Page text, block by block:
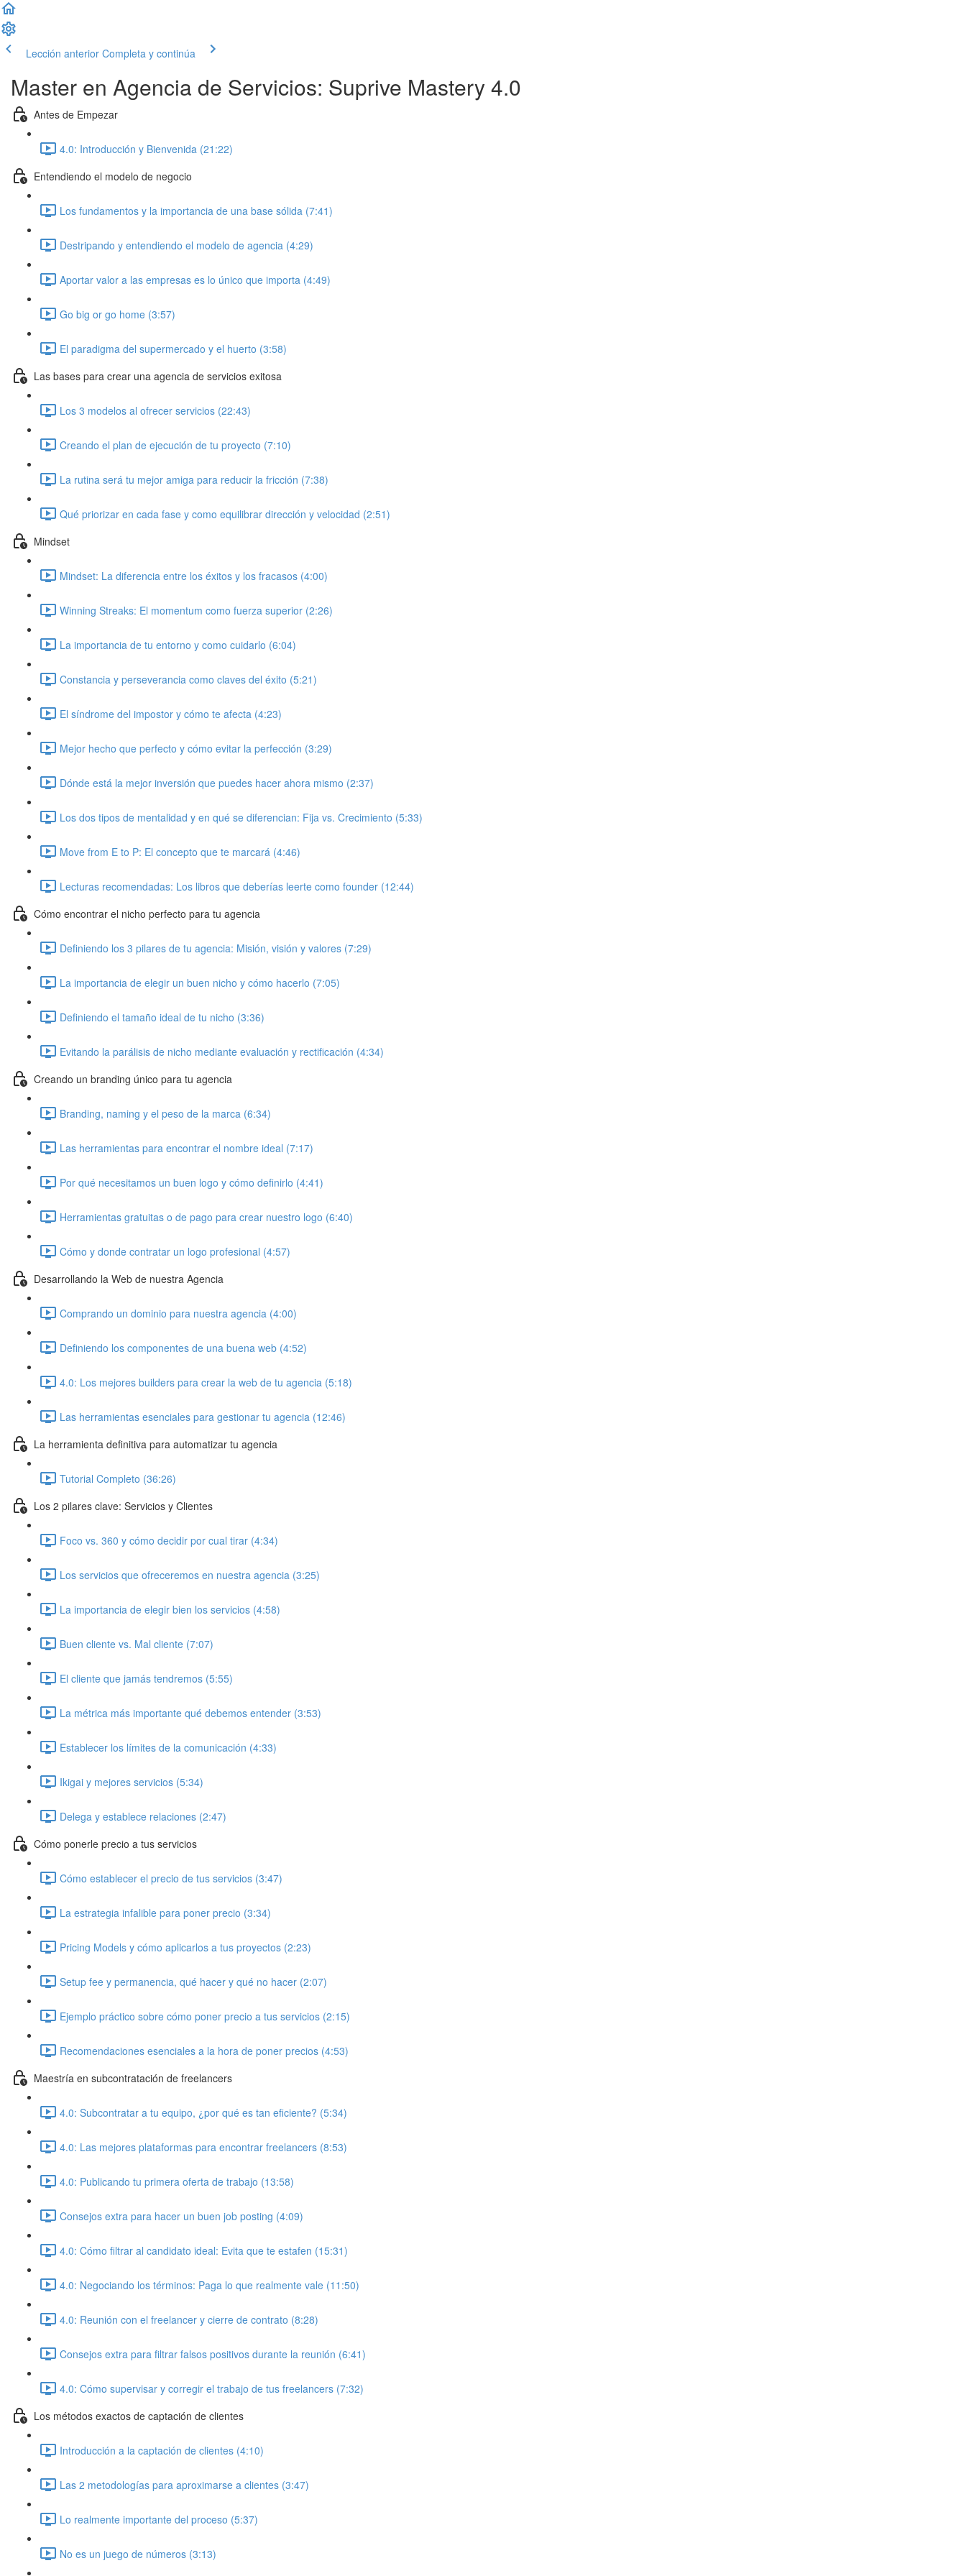
Lección anterior Completa y continúa
Master en Agencia de Servicios: Suprive Mastery 4.0
Antes de Empezar
4.0: Introducción y Bienvenida (21:22)
Entendiendo el modelo de negocio
Los fundamentos y la importancia de una base sólida (7:41)
Destripando y entendiendo el modelo de agencia (4:29)
Aportar valor a las empresas es lo único que importa (4:49)
Go big or go home (3:57)
El paradigma del supermercado y el huerto (3:58)
Las bases para crear una agencia de servicios exitosa
Los 3 modelos al ofrecer servicios (22:43)
Creando el plan de ejecución de tu proyecto (7:10)
La rutina será tu mejor amiga para reducir la fricción (7:38)
Qué priorizar en cada fase y como equilibrar dirección y velocidad (2:51)
Mindset
Mindset: La diferencia entre los éxitos y los fracasos (4:00)
Winning Streaks: El momentum como fuerza superior (2:26)
La importancia de tu entorno y como cuidarlo (6:04)
Constancia y perseverancia como claves del éxito (5:21)
El síndrome del impostor y cómo te afecta (4:23)
Mejor hecho que perfecto y cómo evitar la perfección (3:29)
Dónde está la mejor inversión que puedes hacer ahora mismo (2:37)
Los dos tipos de mentalidad y en qué se diferencian: Fija vs. Crecimiento (5:33)
Move from E to P: El concepto que te marcará (4:46)
Lecturas recomendadas: Los libros que deberías leerte como founder (12:44)
Cómo encontrar el nicho perfecto para tu agencia
Definiendo los 3 pilares de tu agencia: Misión, visión y valores (7:29)
La importancia de elegir un buen nicho y cómo hacerlo (7:05)
Definiendo el tamaño ideal de tu nicho (3:36)
Evitando la parálisis de nicho mediante evaluación y rectificación (4:34)
Creando un branding único para tu agencia
Branding, naming y el peso de la marca (6:34)
Las herramientas para encontrar el nombre ideal (7:17)
Por qué necesitamos un buen logo y cómo definirlo (4:41)
Herramientas gratuitas o de pago para crear nuestro logo (6:40)
Cómo y donde contratar un logo profesional (4:57)
Desarrollando la Web de nuestra Agencia
Comprando un dominio para nuestra agencia (4:00)
Definiendo los componentes de una buena web (4:52)
4.0: Los mejores builders para crear la web de tu agencia (5:18)
Las herramientas esenciales para gestionar tu agencia (12:46)
La herramienta definitiva para automatizar tu agencia
Tutorial Completo (36:26)
Los 2 pilares clave: Servicios y Clientes
Foco vs. 360 y cómo decidir por cual tirar (4:34)
Los servicios que ofreceremos en nuestra agencia (3:25)
La importancia de elegir bien los servicios (4:58)
Buen cliente vs. Mal cliente (7:07)
El cliente que jamás tendremos (5:55)
La métrica más importante qué debemos entender (3:53)
Establecer los límites de la comunicación (4:33)
Ikigai y mejores servicios (5:34)
Delega y establece relaciones (2:47)
Cómo ponerle precio a tus servicios
Cómo establecer el precio de tus servicios (3:47)
La estrategia infalible para poner precio (3:34)
Pricing Models y cómo aplicarlos a tus proyectos (2:23)
Setup fee y permanencia, qué hacer y qué no hacer (2:07)
Ejemplo práctico sobre cómo poner precio a tus servicios (2:15)
Recomendaciones esenciales a la hora de poner precios (4:53)
Maestría en subcontratación de freelancers
4.0: Subcontratar a tu equipo, ¿por qué es tan eficiente? (5:34)
4.0: Las mejores plataformas para encontrar freelancers (8:53)
4.0: Publicando tu primera oferta de trabajo (13:58)
Consejos extra para hacer un buen job posting (4:09)
4.0: Cómo filtrar al candidato ideal: Evita que te estafen (15:31)
4.0: Negociando los términos: Paga lo que realmente vale (11:50)
4.0: Reunión con el freelancer y cierre de contrato (8:28)
Consejos extra para filtrar falsos positivos durante la reunión (6:41)
4.0: Cómo supervisar y corregir el trabajo de tus freelancers (7:32)
Los métodos exactos de captación de clientes
Introducción a la captación de clientes (4:10)
Las 2 metodologías para aproximarse a clientes (3:47)
Lo realmente importante del proceso (5:37)
No es un juego de números (3:13)